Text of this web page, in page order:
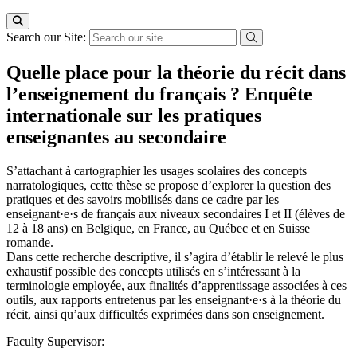
Search our Site:
Quelle place pour la théorie du récit dans
l’enseignement du français ? Enquête
internationale sur les pratiques
enseignantes au secondaire
S’attachant à cartographier les usages scolaires des concepts
narratologiques, cette thèse se propose d’explorer la question des
pratiques et des savoirs mobilisés dans ce cadre par les
enseignant·e·s de français aux niveaux secondaires I et II (élèves de
12 à 18 ans) en Belgique, en France, au Québec et en Suisse
romande.
Dans cette recherche descriptive, il s’agira d’établir le relevé le plus
exhaustif possible des concepts utilisés en s’intéressant à la
terminologie employée, aux finalités d’apprentissage associées à ces
outils, aux rapports entretenus par les enseignant·e·s à la théorie du
récit, ainsi qu’aux difficultés exprimées dans son enseignement.
Faculty Supervisor: